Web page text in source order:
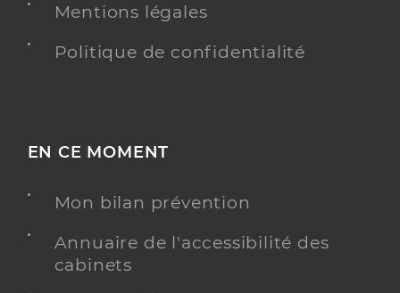
Mentions légales
Politique de confidentialité
EN CE MOMENT
Mon bilan prévention
Annuaire de l'accessibilité des
cabinets